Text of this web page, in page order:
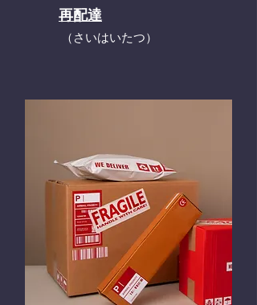
再配達
​（さいはいたつ）